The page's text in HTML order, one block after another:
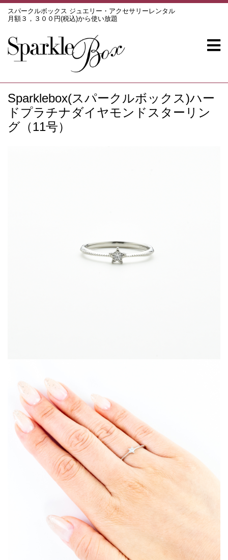
スパークルボックス ジュエリー・アクセサリーレンタル
月額３，３００円(税込)から使い放題
Sparklebox(スパークルボックス)ハー
ドプラチナダイヤモンドスターリン
グ（11号）